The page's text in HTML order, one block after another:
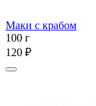
Маки с крабом
100 г
120 ₽